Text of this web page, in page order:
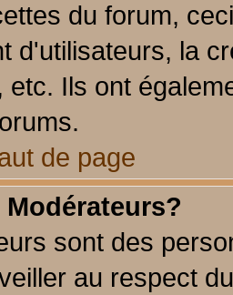
du forum,
d'utilisateurs, la
etc. Ils ont
de page
sont des
au respect